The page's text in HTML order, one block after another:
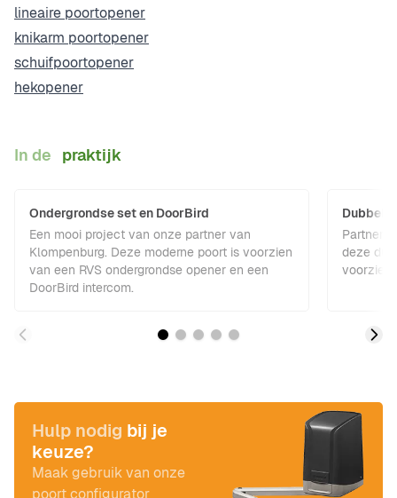
lineaire poortopener
knikarm poortopener
schuifpoortopener
hekopener
In de praktijk
Ondergrondse set en DoorBird
Een mooi project van onze partner van
Klompenburg. Deze moderne poort is voorzien
van een RVS ondergrondse opener en een
DoorBird intercom.
Dubbele
Partner
deze
voorzien
Hulp nodig bij je
keuze?
Maak gebruik van onze
poort configurator